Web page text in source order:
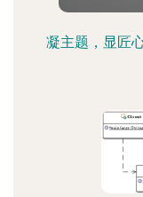
凝主题，显匠